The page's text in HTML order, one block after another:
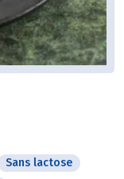
Sans lactose